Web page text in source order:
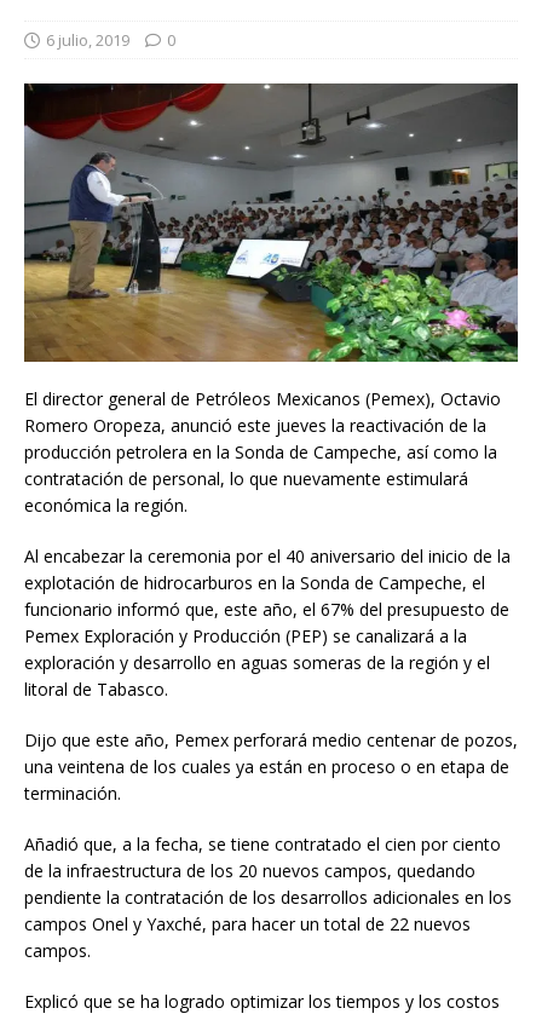
6 julio, 2019 0
El director general de Petróleos Mexicanos (Pemex), Octavio
Romero Oropeza, anunció este jueves la reactivación de la
producción petrolera en la Sonda de Campeche, así como la
contratación de personal, lo que nuevamente estimulará
económica la región.
Al encabezar la ceremonia por el 40 aniversario del inicio de la
explotación de hidrocarburos en la Sonda de Campeche, el
funcionario informó que, este año, el 67% del presupuesto de
Pemex Exploración y Producción (PEP) se canalizará a la
exploración y desarrollo en aguas someras de la región y el
litoral de Tabasco.
Dijo que este año, Pemex perforará medio centenar de pozos,
una veintena de los cuales ya están en proceso o en etapa de
terminación.
Añadió que, a la fecha, se tiene contratado el cien por ciento
de la infraestructura de los 20 nuevos campos, quedando
pendiente la contratación de los desarrollos adicionales en los
campos Onel y Yaxché, para hacer un total de 22 nuevos
campos.
Explicó que se ha logrado optimizar los tiempos y los costos